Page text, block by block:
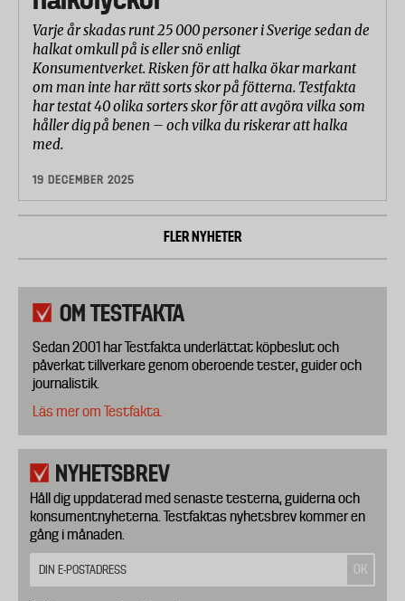
Varje år skadas runt 25 000 personer i Sverige sedan de
halkat omkull på is eller snö enligt
Konsumentverket. Risken för att halka ökar markant
om man inte har rätt sorts skor på fötterna. Testfakta
har testat 40 olika sorters skor för att avgöra vilka som
håller dig på benen – och vilka du riskerar att halka
med.
19 DECEMBER 2025
FLER NYHETER
OM TESTFAKTA
Sedan 2001 har Testfakta underlättat köpbeslut och
påverkat tillverkare genom oberoende tester, guider och
journalistik.
Läs mer om Testfakta.
NYHETSBREV
Håll dig uppdaterad med senaste testerna, guiderna och
konsumentnyheterna. Testfaktas nyhetsbrev kommer en
gång i månaden.